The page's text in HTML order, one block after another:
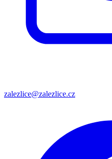
zalezlice@zalezlice.cz